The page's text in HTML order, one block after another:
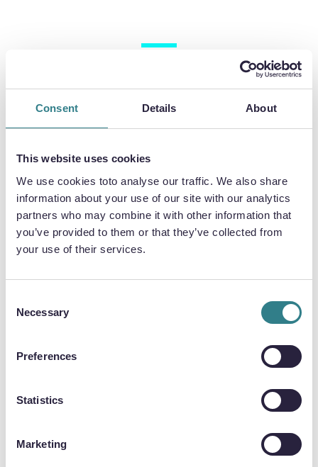
Consent Details About
This website uses cookies
We use cookies toto analyse our traffic. We also share
information about your use of our site with our analytics
partners who may combine it with other information that
you’ve provided to them or that they’ve collected from
your use of their services.
Selection
Necessary
Preferences
Statistics
Marketing
VERSATILIDAD DEL PROCESO
El proceso de grabado fotoquímico ofrece a los
como la producción a gran escala de
intercambiadores de calor con circuitos
impresos. Además, el grabado permite trabajar
con láminas más grandes y gruesas y admite una
gama más amplia de metales, lo que supondría
un reto si se procesaran mediante métodos de
CANALES DE FLUJO INTRINCADOS